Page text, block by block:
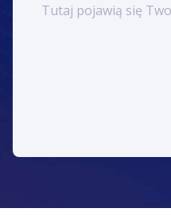
Tutaj pojawią się